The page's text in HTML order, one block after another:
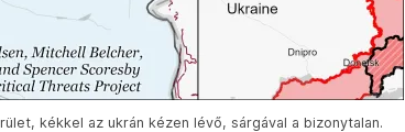
kékkel az ukrán kézen lévő, sárgával a bizonytalan.